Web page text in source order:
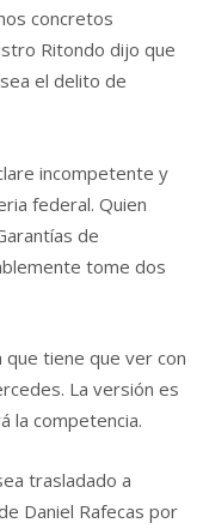
concretos
Ritondo dijo que
el delito de
incompetente y
federal. Quien
de
tome dos
tiene que ver con
La versión es
la competencia.
trasladado a
Daniel Rafecas por